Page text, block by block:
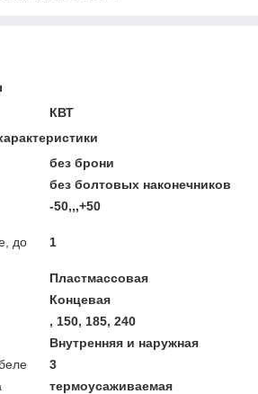
КВТ
без брони
без болтовых наконечников
-50,,,+50
до
1
Пластмассовая
Концевая
, 150, 185, 240
Внутренняя и наружная
3
термоусаживаемая